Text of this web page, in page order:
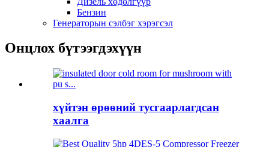
Бензин
Генераторын сэлбэг хэрэгсэл
Онцлох бүтээгдэхүүн
хүйтэн өрөөний тусгаарлагдсан
хаалга